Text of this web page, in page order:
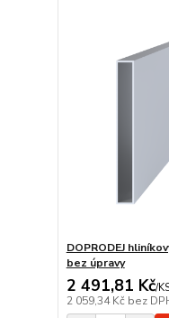
DOPRODEJ
bez úpravy
2 491,81 Kč/
2 059,34 Kč bez